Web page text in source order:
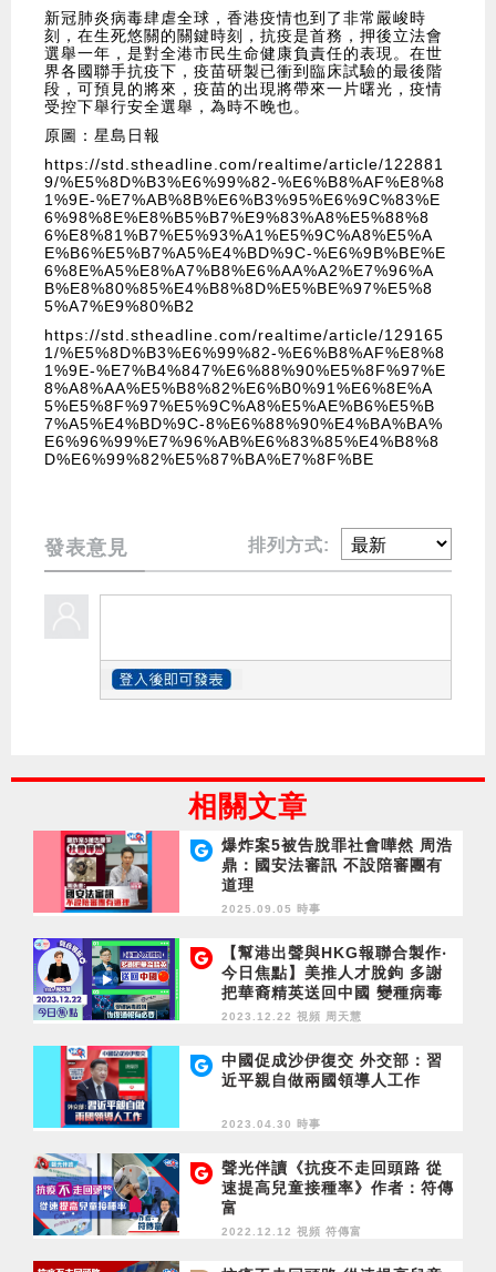
新冠肺炎病毒肆虐全球，香港疫情也到了非常嚴峻時
刻，在生死悠關的關鍵時刻，抗疫是首務，押後立法會
選舉一年，是對全港市民生命健康負責任的表現。在世
界各國聯手抗疫下，疫苗研製已衝到臨床試驗的最後階
段，可預見的將來，疫苗的出現將帶來一片曙光，疫情
受控下舉行安全選舉，為時不晚也。
原圖：星島日報
https://std.stheadline.com/realtime/article/122881
9/%E5%8D%B3%E6%99%82-%E6%B8%AF%E8%8
1%9E-%E7%AB%8B%E6%B3%95%E6%9C%83%E
6%98%8E%E8%B5%B7%E9%83%A8%E5%88%8
6%E8%81%B7%E5%93%A1%E5%9C%A8%E5%A
E%B6%E5%B7%A5%E4%BD%9C-%E6%9B%BE%E
6%8E%A5%E8%A7%B8%E6%AA%A2%E7%96%A
B%E8%80%85%E4%B8%8D%E5%BE%97%E5%8
5%A7%E9%80%B2
https://std.stheadline.com/realtime/article/129165
1/%E5%8D%B3%E6%99%82-%E6%B8%AF%E8%8
1%9E-%E7%B4%847%E6%88%90%E5%8F%97%E
8%A8%AA%E5%B8%82%E6%B0%91%E6%8E%A
5%E5%8F%97%E5%9C%A8%E5%AE%B6%E5%B
7%A5%E4%BD%9C-8%E6%88%90%E4%BA%BA%
E6%96%99%E7%96%AB%E6%83%85%E4%B8%8
D%E6%99%82%E5%87%BA%E7%8F%BE
發表意見 排列方式:
相關文章
爆炸案5被告脫罪社會嘩然 周浩
鼎：國安法審訊 不設陪審團有
道理
2025.09.05 時事
【幫港出聲與HKG報聯合製作‧
今日焦點】美推人才脫鉤 多謝
把華裔精英送回中國 變種病毒
殺到 恢復通報有必要
2023.12.22 視頻 周天慧
中國促成沙伊復交 外交部：習
近平親自做兩國領導人工作
2023.04.30 時事
聲光伴讀《抗疫不走回頭路 從
速提高兒童接種率》作者：符傳
富
2022.12.12 視頻 符傳富